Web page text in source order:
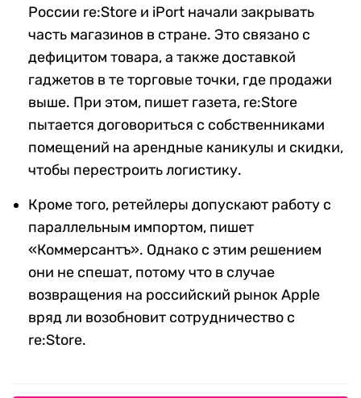
России re:Store и iPort начали закрывать
часть магазинов в стране. Это связано с
дефицитом товара, а также доставкой
гаджетов в те торговые точки, где продажи
выше. При этом, пишет газета, re:Store
пытается договориться с собственниками
помещений на арендные каникулы и скидки,
чтобы перестроить логистику.
Кроме того, ретейлеры допускают работу с
параллельным импортом, пишет
«Коммерсантъ». Однако с этим решением
они не спешат, потому что в случае
возвращения на российский рынок Apple
вряд ли возобновит сотрудничество с
re:Store.